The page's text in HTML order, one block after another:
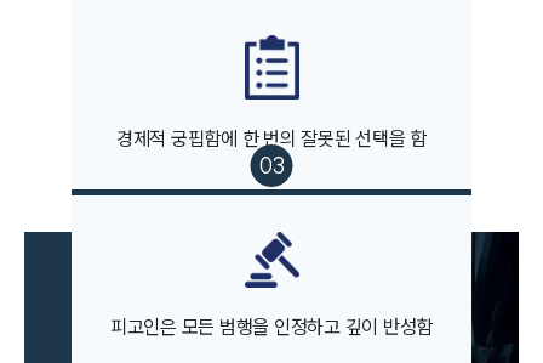
대륜의 강점
오시는 길
글로벌 파트너 로펌
고객의 소리
통합검색
AI대륜
업무사례
주요 업무사례
법률정보
경제적 궁핍함에 한 번의 잘못된 선택을 함
피고인은 모든 범행을 인정하고 깊이 반성함